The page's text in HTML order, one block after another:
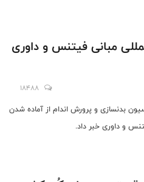
مبانی فیتنس و داوری
18488
بدنسازی و پرورش اندام از آماده شدن
و داوری خبر داد.